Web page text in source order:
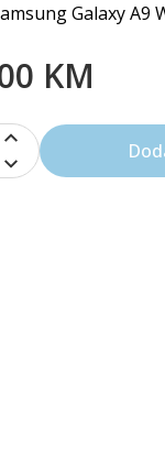
Galaxy A9
KM